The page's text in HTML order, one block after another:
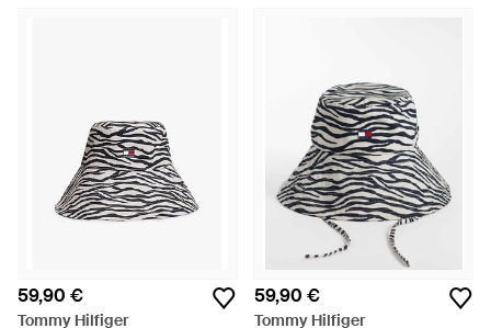
59,90 €
Tommy Hilfiger
59,90 €
Tommy Hilfiger